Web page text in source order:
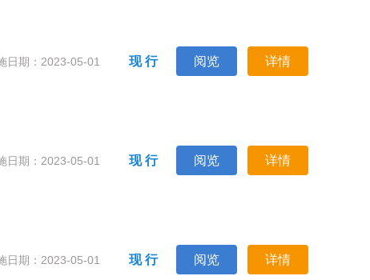
现 行 阅览 详情
日期：2023-05-01
现 行 阅览 详情
日期：2023-05-01
现 行 阅览 详情
日期：2023-05-01